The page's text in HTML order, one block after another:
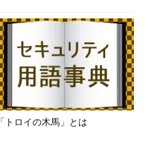
「トロイの木馬」とは